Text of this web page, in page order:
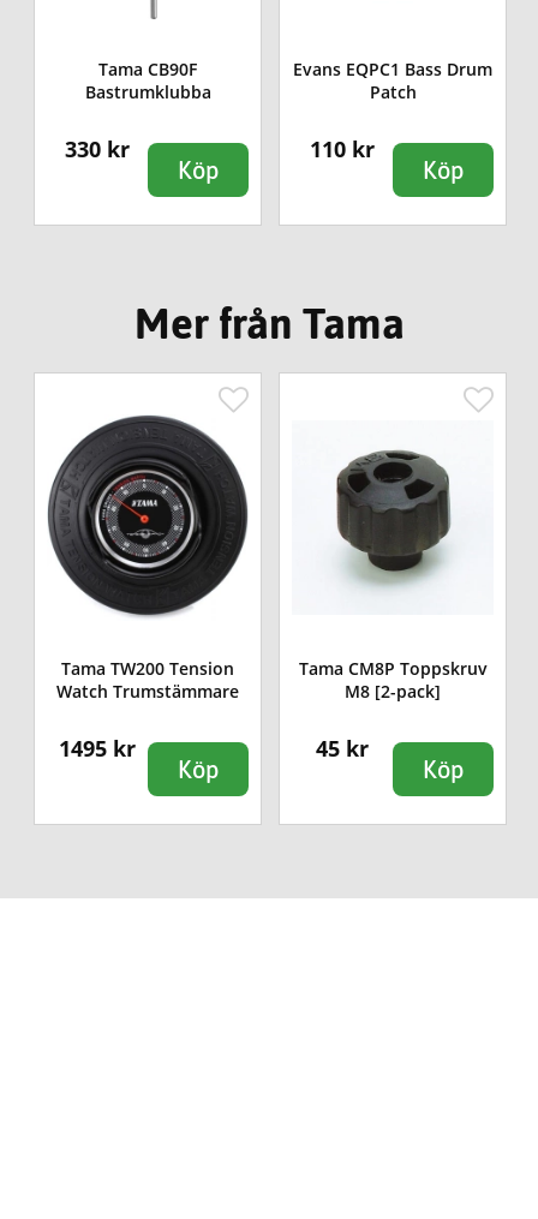
Tama CB90F
Bastrumklubba
330 kr
Köp
Evans EQPC1 Bass Drum
Patch
110 kr
Köp
Mer från Tama
Tama TW200 Tension
Watch Trumstämmare
1495 kr
Köp
Tama CM8P Toppskruv
M8 [2-pack]
45 kr
Köp